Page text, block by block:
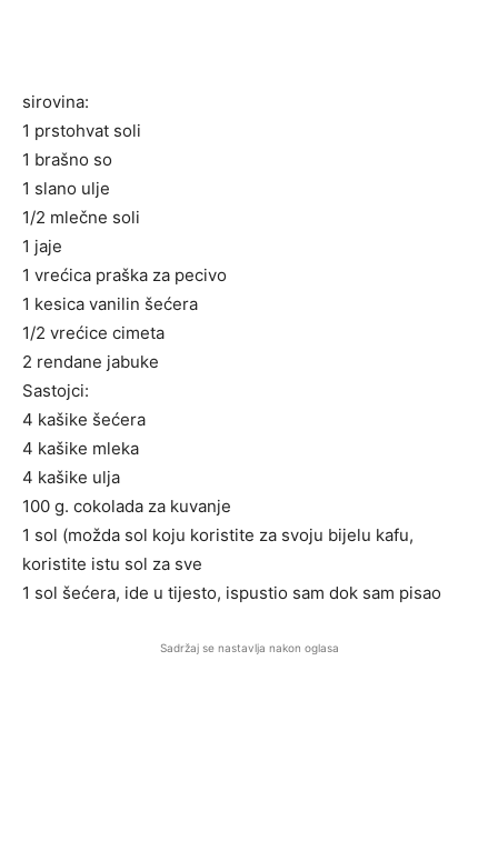
sirovina:
1 prstohvat soli
1 brašno so
1 slano ulje
1/2 mlečne soli
1 jaje
1 vrećica praška za pecivo
1 kesica vanilin šećera
1/2 vrećice cimeta
2 rendane jabuke
Sastojci:
4 kašike šećera
4 kašike mleka
4 kašike ulja
100 g. cokolada za kuvanje
1 sol (možda sol koju koristite za svoju bijelu kafu,
koristite istu sol za sve
1 sol šećera, ide u tijesto, ispustio sam dok sam pisao
Sadržaj se nastavlja nakon oglasa